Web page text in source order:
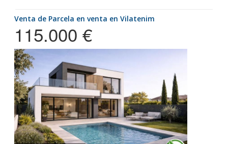
Venta de Parcela en venta en Vilatenim
115.000 €